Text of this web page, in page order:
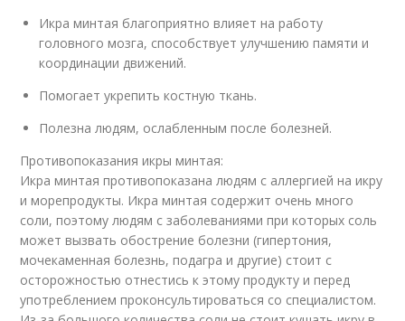
Икра минтая благоприятно влияет на работу
головного мозга, способствует улучшению памяти и
координации движений.
Помогает укрепить костную ткань.
Полезна людям, ослабленным после болезней.
Противопоказания икры минтая:
Икра минтая противопоказана людям с аллергией на икру
и морепродукты. Икра минтая содержит очень много
соли, поэтому людям с заболеваниями при которых соль
может вызвать обострение болезни (гипертония,
мочекаменная болезнь, подагра и другие) стоит с
осторожностью отнестись к этому продукту и перед
употреблением проконсультироваться со специалистом.